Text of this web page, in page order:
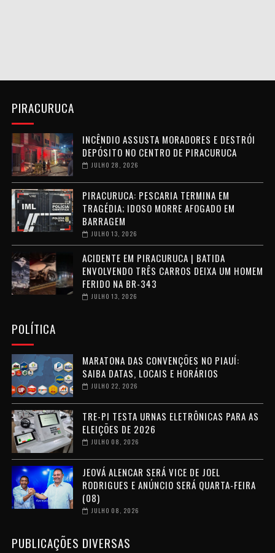
PIRACURUCA
INCÊNDIO ASSUSTA MORADORES E DESTRÓI
DEPÓSITO NO CENTRO DE PIRACURUCA
JULHO 28, 2026
PIRACURUCA: PESCARIA TERMINA EM
TRAGÉDIA; IDOSO MORRE AFOGADO EM
BARRAGEM
JULHO 13, 2026
ACIDENTE EM PIRACURUCA | BATIDA
ENVOLVENDO TRÊS CARROS DEIXA UM HOMEM
FERIDO NA BR-343
JULHO 13, 2026
POLÍTICA
MARATONA DAS CONVENÇÕES NO PIAUÍ:
SAIBA DATAS, LOCAIS E HORÁRIOS
JULHO 22, 2026
TRE-PI TESTA URNAS ELETRÔNICAS PARA AS
ELEIÇÕES DE 2026
JULHO 08, 2026
JEOVÁ ALENCAR SERÁ VICE DE JOEL
RODRIGUES E ANÚNCIO SERÁ QUARTA-FEIRA
(08)
JULHO 08, 2026
PUBLICAÇÕES DIVERSAS